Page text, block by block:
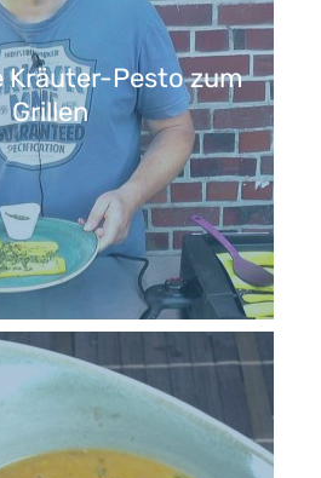
Kräuter-Pesto zum
Grillen